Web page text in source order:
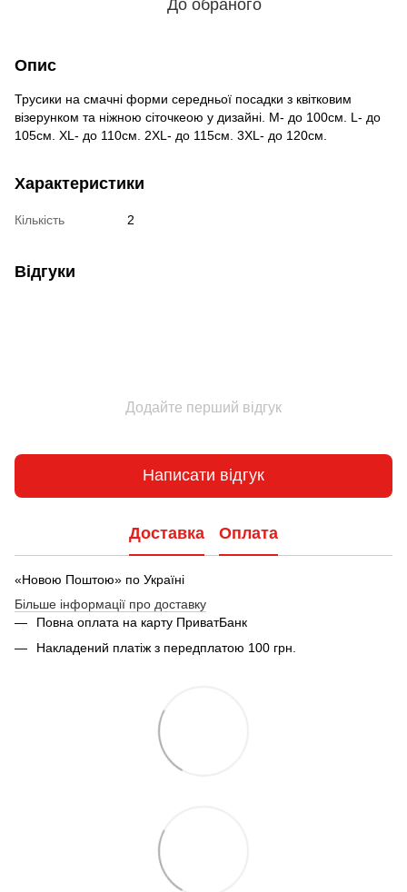
До обраного
Опис
Трусики на смачні форми середньої посадки з квітковим
візерунком та ніжною сіточкеою у дизайні. M- до 100см. L- до
105см. XL- до 110см. 2XL- до 115см. 3XL- до 120см.
Характеристики
Кількість 2
Відгуки
Додайте перший відгук
Написати відгук
Доставка Оплата
«Новою Поштою» по Україні
Більше інформації про доставку
Повна оплата на карту ПриватБанк
Накладений платіж з передплатою 100 грн.